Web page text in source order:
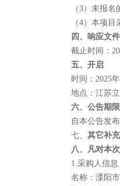
（3）未报名
（4）本项目
四、响应文
截止时间：
五、开启
时间： 2025
地点：江苏
六、公告期限
自本公告发
七、 其它补
八、凡对本
1.采购人信息
名称： 溧阳